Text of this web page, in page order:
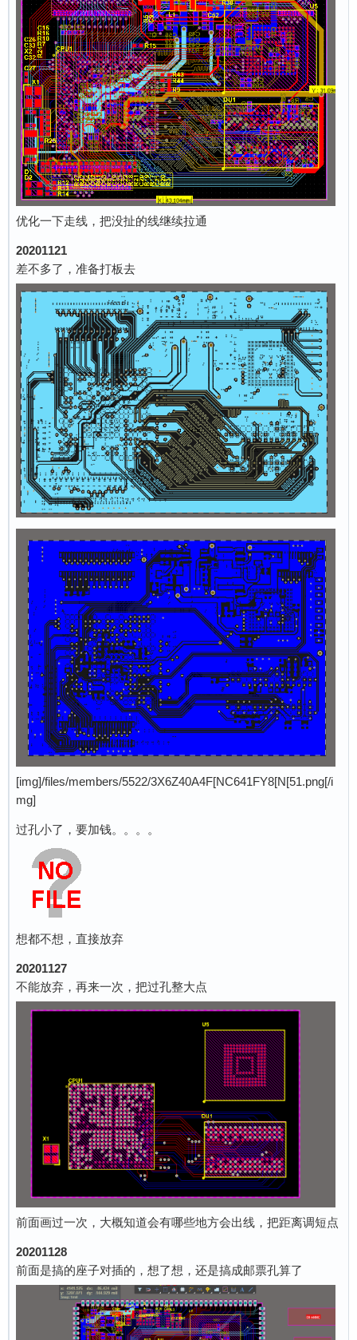
优化一下走线，把没扯的线继续拉通
20201121
差不多了，准备打板去
[img]/files/members/5522/3X6Z40A4F[NC641FY8[N[51.png[/i
mg]
过孔小了，要加钱。。。。
想都不想，直接放弃
20201127
不能放弃，再来一次，把过孔整大点
前面画过一次，大概知道会有哪些地方会出线，把距离调短点
20201128
前面是搞的座子对插的，想了想，还是搞成邮票孔算了